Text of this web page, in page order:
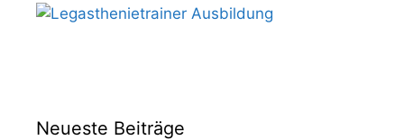
Neueste Beiträge